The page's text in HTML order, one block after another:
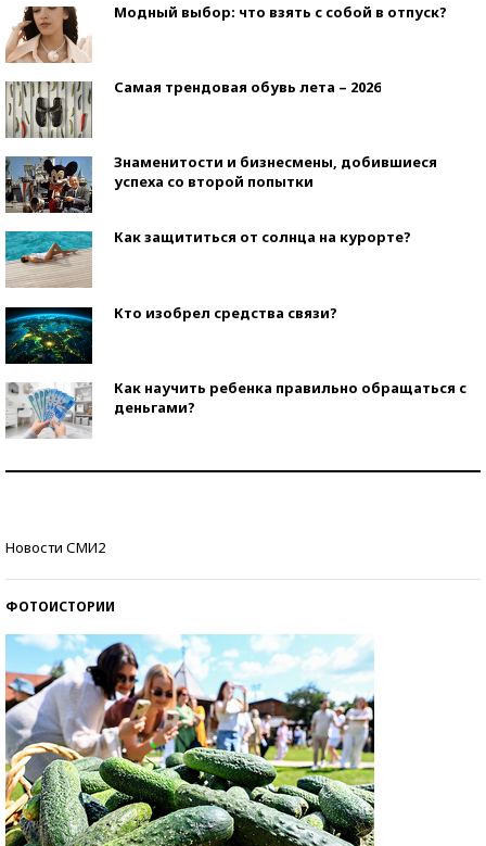
Модный выбор: что взять с собой в отпуск?
Самая трендовая обувь лета – 2026
Знаменитости и бизнесмены, добившиеся
успеха со второй попытки
Как защититься от солнца на курорте?
Кто изобрел средства связи?
Как научить ребенка правильно обращаться с
деньгами?
Новости СМИ2
ФОТОИСТОРИИ